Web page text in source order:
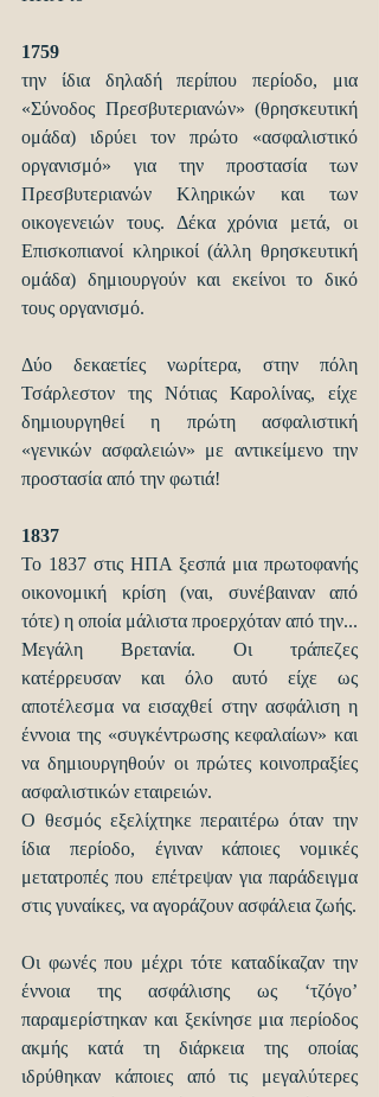
1759
την ίδια δηλαδή περίπου περίοδο, μια
«Σύνοδος Πρεσβυτεριανών» (θρησκευτική
ομάδα) ιδρύει τον πρώτο «ασφαλιστικό
οργανισμό» για την προστασία των
Πρεσβυτεριανών Κληρικών και των
οικογενειών τους. Δέκα χρόνια μετά, οι
Επισκοπιανοί κληρικοί (άλλη θρησκευτική
ομάδα) δημιουργούν και εκείνοι το δικό
τους οργανισμό.
Δύο δεκαετίες νωρίτερα, στην πόλη
Τσάρλεστον της Νότιας Καρολίνας, είχε
δημιουργηθεί η πρώτη ασφαλιστική
«γενικών ασφαλειών» με αντικείμενο την
προστασία από την φωτιά!
1837
To 1837 στις ΗΠΑ ξεσπά μια πρωτοφανής
οικονομική κρίση (ναι, συνέβαιναν από
τότε) η οποία μάλιστα προερχόταν από την...
Μεγάλη Βρετανία. Οι τράπεζες
κατέρρευσαν και όλο αυτό είχε ως
αποτέλεσμα να εισαχθεί στην ασφάλιση η
έννοια της «συγκέντρωσης κεφαλαίων» και
να δημιουργηθούν οι πρώτες κοινοπραξίες
ασφαλιστικών εταιρειών.
Ο θεσμός εξελίχτηκε περαιτέρω όταν την
ίδια περίοδο, έγιναν κάποιες νομικές
μετατροπές που επέτρεψαν για παράδειγμα
στις γυναίκες, να αγοράζουν ασφάλεια ζωής.
Οι φωνές που μέχρι τότε καταδίκαζαν την
έννοια της ασφάλισης ως ‘τζόγο’
παραμερίστηκαν και ξεκίνησε μια περίοδος
ακμής κατά τη διάρκεια της οποίας
ιδρύθηκαν κάποιες από τις μεγαλύτερες